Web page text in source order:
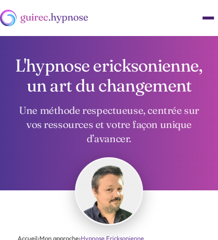
L'hypnose ericksonienne,
un art du changement
Une méthode respectueuse, centrée sur
vos ressources et votre façon unique
d’avancer.
Accueil›Mon approche›Hypnose Ericksonienne